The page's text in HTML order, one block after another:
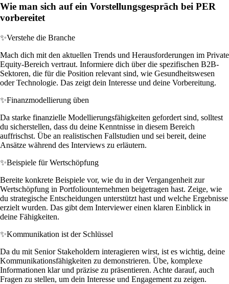
Wie man sich auf ein Vorstellungsgespräch bei PER
vorbereitet
✨Verstehe die Branche
Mach dich mit den aktuellen Trends und Herausforderungen im Private
Equity-Bereich vertraut. Informiere dich über die spezifischen B2B-
Sektoren, die für die Position relevant sind, wie Gesundheitswesen
oder Technologie. Das zeigt dein Interesse und deine Vorbereitung.
✨Finanzmodellierung üben
Da starke finanzielle Modellierungsfähigkeiten gefordert sind, solltest
du sicherstellen, dass du deine Kenntnisse in diesem Bereich
auffrischst. Übe an realistischen Fallstudien und sei bereit, deine
Ansätze während des Interviews zu erläutern.
✨Beispiele für Wertschöpfung
Bereite konkrete Beispiele vor, wie du in der Vergangenheit zur
Wertschöpfung in Portfoliounternehmen beigetragen hast. Zeige, wie
du strategische Entscheidungen unterstützt hast und welche Ergebnisse
erzielt wurden. Das gibt dem Interviewer einen klaren Einblick in
deine Fähigkeiten.
✨Kommunikation ist der Schlüssel
Da du mit Senior Stakeholdern interagieren wirst, ist es wichtig, deine
Kommunikationsfähigkeiten zu demonstrieren. Übe, komplexe
Informationen klar und präzise zu präsentieren. Achte darauf, auch
Fragen zu stellen, um dein Interesse und Engagement zu zeigen.